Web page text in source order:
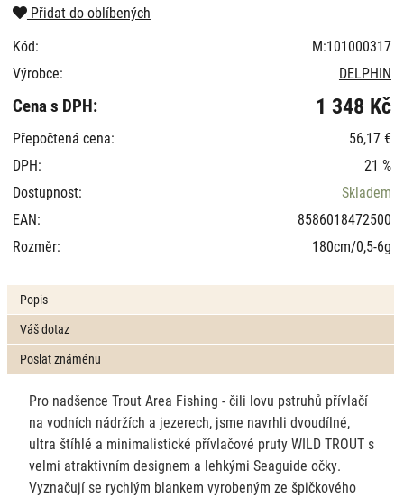
Přidat do oblíbených
Kód:
M:101000317
Výrobce:
DELPHIN
Cena s DPH: 1 348 Kč
Přepočtená cena:
56,17 €
DPH:
21 %
Dostupnost:
Skladem
EAN:
8586018472500
Rozměr:
180cm/0,5-6g
Popis
Váš dotaz
Poslat známénu
Pro nadšence Trout Area Fishing - čili lovu pstruhů přívlačí
na vodních nádržích a jezerech, jsme navrhli dvoudílné,
ultra štíhlé a minimalistické přívlačové pruty WILD TROUT s
velmi atraktivním designem a lehkými Seaguide očky.
Vyznačují se rychlým blankem vyrobeným ze špičkového